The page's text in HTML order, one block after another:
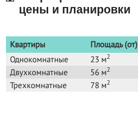
цены и планировки
Квартиры Площадь (от)
Однокомнатные
23 м2
Двухкомнатные 56 м2
Трехкомнатные 78 м2